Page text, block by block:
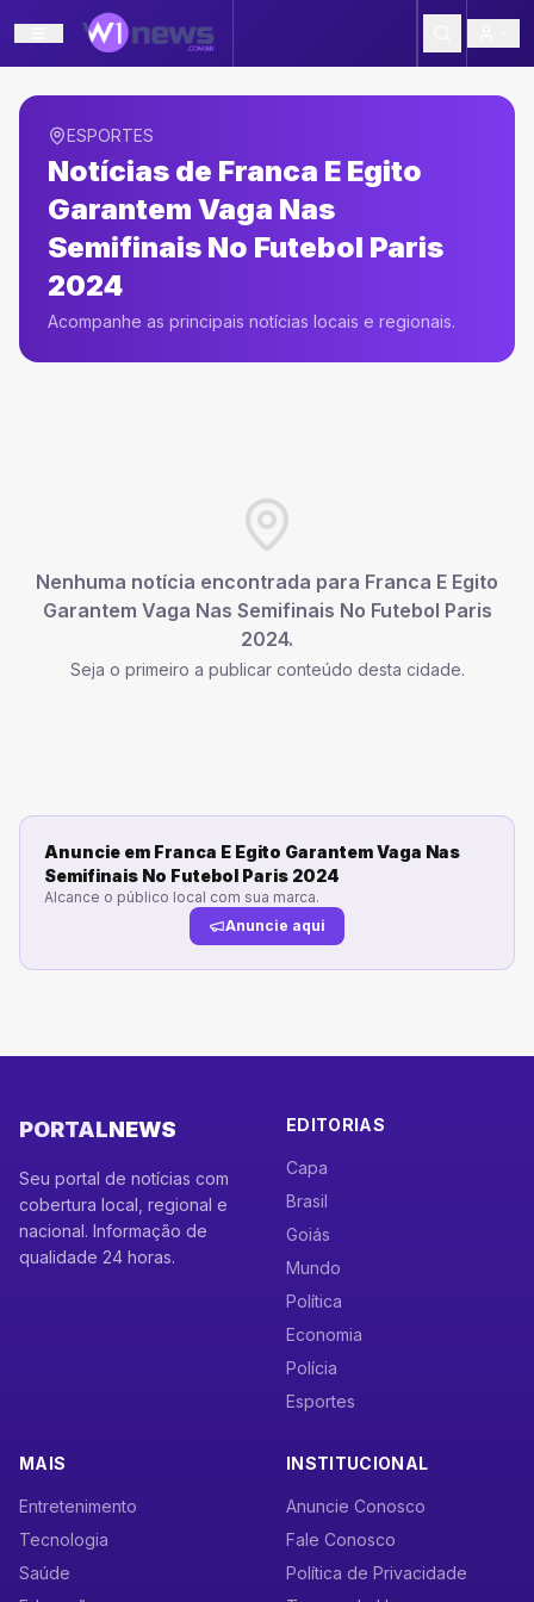
ESPORTES
Notícias de Franca E Egito
Garantem Vaga Nas
Semifinais No Futebol Paris
2024
Acompanhe as principais notícias locais e regionais.
Nenhuma notícia encontrada para Franca E Egito
Garantem Vaga Nas Semifinais No Futebol Paris
2024.
Seja o primeiro a publicar conteúdo desta cidade.
Anuncie em Franca E Egito Garantem Vaga Nas
Semifinais No Futebol Paris 2024
Alcance o público local com sua marca.
Anuncie aqui
PORTALNEWS
Seu portal de notícias com
cobertura local, regional e
nacional. Informação de
qualidade 24 horas.
EDITORIAS
Capa
Brasil
Goiás
Mundo
Política
Economia
Polícia
Esportes
MAIS
Entretenimento
Tecnologia
Saúde
INSTITUCIONAL
Anuncie Conosco
Fale Conosco
Política de Privacidade